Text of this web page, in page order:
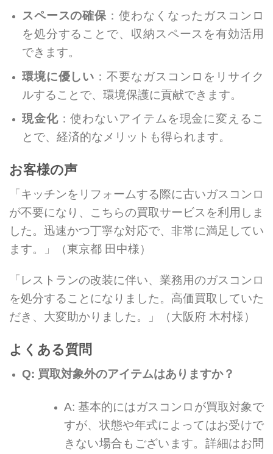
スペースの確保 ：使わなくなったガスコンロ
を処分することで、収納スペースを有効活用
できます。
環境に優しい ：不要なガスコンロをリサイク
ルすることで、環境保護に貢献できます。
現金化：使わないアイテムを現金に変えるこ
とで、経済的なメリットも得られます。
お客様の声
「キッチンをリフォームする際に古いガスコンロ
が不要になり、こちらの買取サービスを利用しま
した。迅速かつ丁寧な対応で、非常に満足してい
ます。」（東京都 田中様）
「レストランの改装に伴い、業務用のガスコンロ
を処分することになりました。高価買取していた
だき、大変助かりました。」（大阪府 木村様）
よくある質問
Q: 買取対象外のアイテムはありますか？
A: 基本的にはガスコンロが買取対象で
すが、状態や年式によってはお受けで
きない場合もございます。詳細はお問